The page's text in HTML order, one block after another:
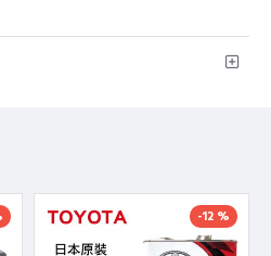
-12 %